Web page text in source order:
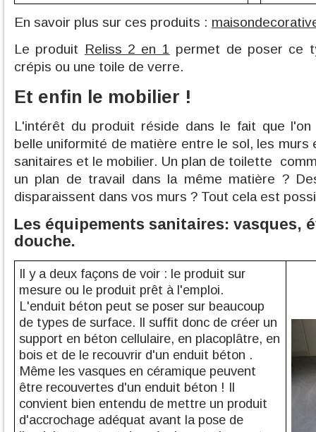
En savoir plus sur ces produits :
Le produit Reliss 2 en 1 permet de poser ce
crépis ou une toile de verre.
Et enfin le mobilier !
L'intérêt du produit réside dans le fait que
belle uniformité de matière entre le sol, les murs
sanitaires et le mobilier. Un plan de toilette
un plan de travail dans la même matière ?
disparaissent dans vos murs ? Tout cela est
Les équipements sanitaires: vasques,
douche.
Il y a deux façons de voir : le produit sur
mesure ou le produit prêt à l'emploi.
L'enduit béton peut se poser sur beaucoup
de types de surface. Il suffit donc de créer un
support en béton cellulaire, en placoplâtre, en
bois et de le recouvrir d'un enduit béton .
Même les vasques en céramique peuvent
être recouvertes d'un enduit béton ! Il
convient bien entendu de mettre un produit
d'accrochage adéquat avant la pose de